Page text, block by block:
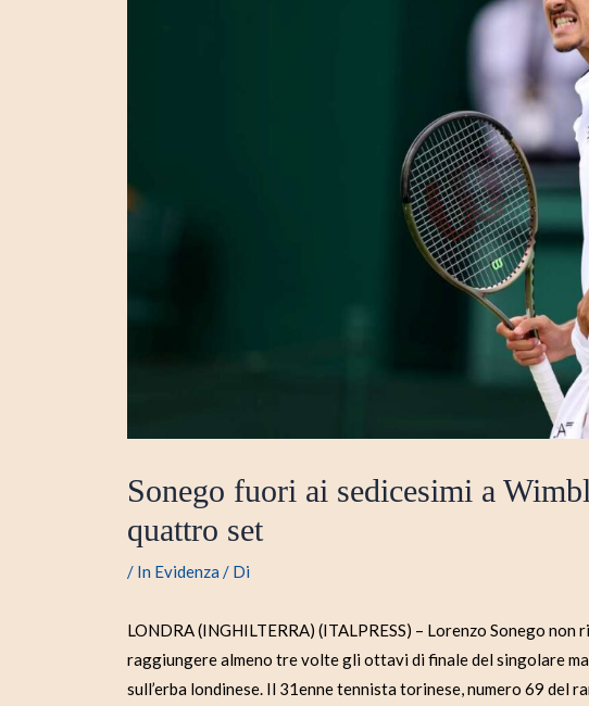
Sonego fuori ai sedicesimi a
quattro set
/ In Evidenza / Di
LONDRA (INGHILTERRA) (ITALPRESS) – Lorenzo Sonego
raggiungere almeno tre volte gli ottavi di finale del singolare
sull’erba londinese. Il 31enne tennista torinese, numero 69 del